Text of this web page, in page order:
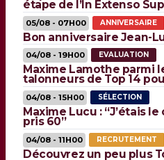
étape de l’In Extenso
05/08 - 07H00 ANNIVERSAIRE
Bon anniversaire Jean-
04/08 - 19H00 EVALUATION
Maxime Lamothe parmi
talonneurs de Top 14
04/08 - 15H00 SÉLECTION
Maxime Lucu : “J’étais
pris 60”
04/08 - 11H00 RECRUTEMENT
Découvrez un peu plus